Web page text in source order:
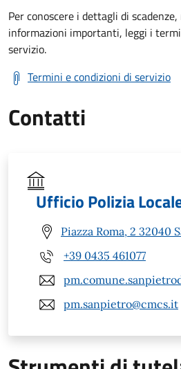
Per conoscere i dettagli di
informazioni importanti, leggi i
servizio.
Termini e condizioni di servizio
Contatti
Ufficio Polizia
Piazza Roma, 2 32040
+39 0435 461077
pm.sanpietro@cmcs.it